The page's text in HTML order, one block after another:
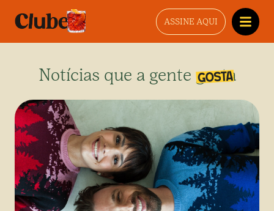
ASSINE AQUI
Notícias que a gente gosta